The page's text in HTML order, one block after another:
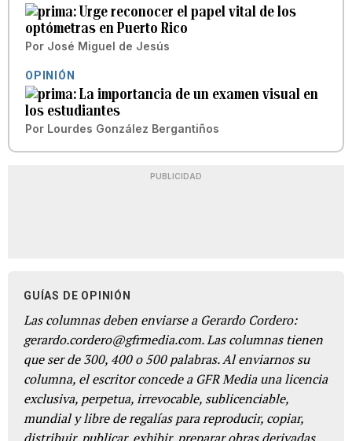
Urge reconocer el papel vital de los
optómetras en Puerto Rico
Por José Miguel de Jesús
OPINIÓN
La importancia de un examen visual en
los estudiantes
Por Lourdes González Bergantiños
PUBLICIDAD
GUÍAS DE OPINIÓN
Las columnas deben enviarse a Gerardo Cordero:
gerardo.cordero@gfrmedia.com. Las columnas tienen
que ser de 300, 400 o 500 palabras. Al enviarnos su
columna, el escritor concede a GFR Media una licencia
exclusiva, perpetua, irrevocable, sublicenciable,
mundial y libre de regalías para reproducir, copiar,
distribuir, publicar, exhibir, preparar obras derivadas,